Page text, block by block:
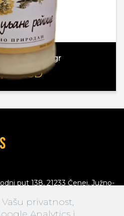
med 720gr
RSD
put 138, 21233 Čenej, Južno-
privatnost,